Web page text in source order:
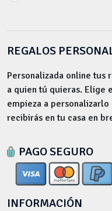
REGALOS
Personalizada online tus
a quien tú quieras. Elige
empieza a
recibirás en tu casa en
PAGO SEGURO
INFORMACIÓN